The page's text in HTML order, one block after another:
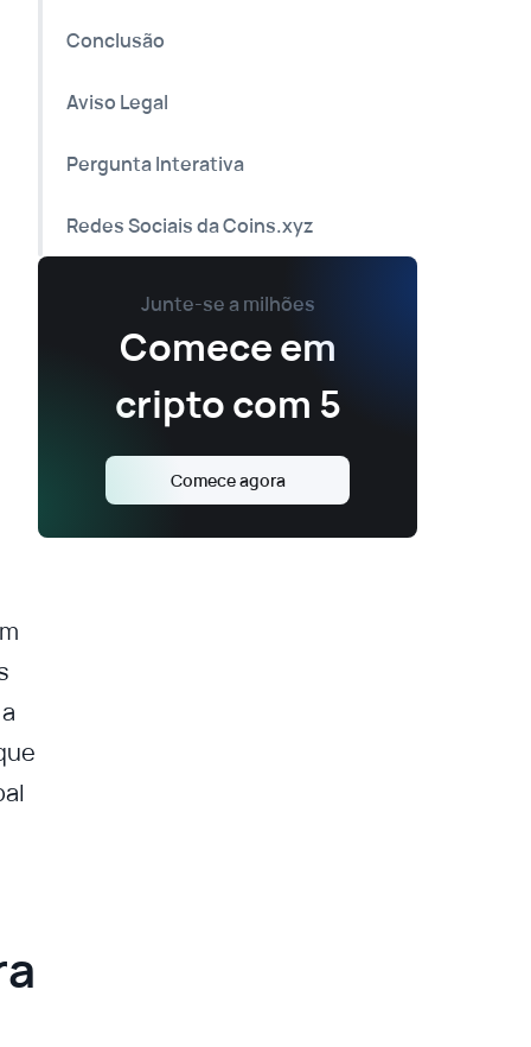
Conclusão
Aviso Legal
Pergunta Interativa
Redes Sociais da Coins.xyz
Junte-se a milhões
Comece em
cripto com 5
Comece agora